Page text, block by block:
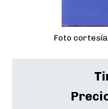
Foto cortesía